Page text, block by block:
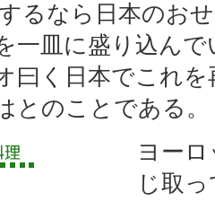
るなら日本のお
一皿に盛り込ん
曰く日本でこれ
とのことである。
ヨー
じ取